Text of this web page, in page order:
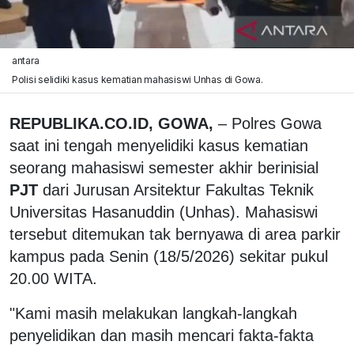
antara
Polisi selidiki kasus kematian mahasiswi Unhas di Gowa.
REPUBLIKA.CO.ID, GOWA, – Polres Gowa
saat ini tengah menyelidiki kasus kematian
seorang mahasiswi semester akhir berinisial
PJT dari Jurusan Arsitektur Fakultas Teknik
Universitas Hasanuddin (Unhas). Mahasiswi
tersebut ditemukan tak bernyawa di area parkir
kampus pada Senin (18/5/2026) sekitar pukul
20.00 WITA.
"Kami masih melakukan langkah-langkah
penyelidikan dan masih mencari fakta-fakta